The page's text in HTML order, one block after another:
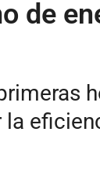
de
la